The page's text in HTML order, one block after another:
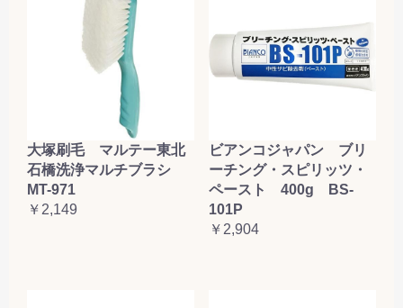
大塚刷毛 マルテー東北
石橋洗浄マルチブラシ
MT-971
￥2,149
ビアンコジャパン ブリ
ーチング・スピリッツ・
ペースト 400g BS-
101P
￥2,904